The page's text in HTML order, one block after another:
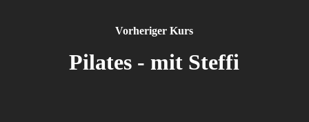
Vorheriger Kurs
Pilates - mit Steffi